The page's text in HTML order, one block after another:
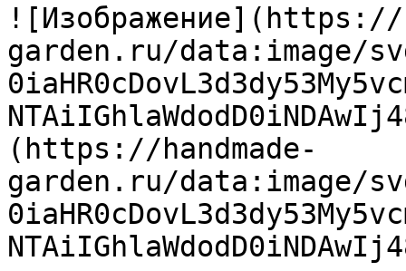
![Изображение](https://
garden.ru/data:image/
(https://handmade-
garden.ru/data:image/